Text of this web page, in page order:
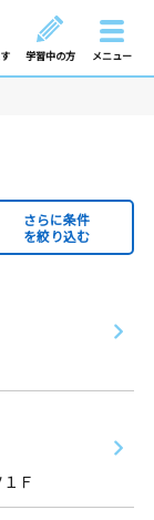
学習中の方 メニュー
さらに条件
を絞り込む
Ｆ